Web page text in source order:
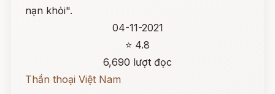
nạn khỏi".
04-11-2021
⭐ 4.8
6,690 lượt đọc
Thần thoại Việt Nam